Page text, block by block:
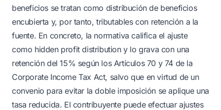
beneficios se tratan como distribución de beneficios
encubierta y, por tanto, tributables con retención a la
fuente. En concreto, la normativa califica el ajuste
como hidden profit distribution y lo grava con una
retención del 15% según los Artículos 70 y 74 de la
Corporate Income Tax Act, salvo que en virtud de un
convenio para evitar la doble imposición se aplique una
tasa reducida. El contribuyente puede efectuar ajustes